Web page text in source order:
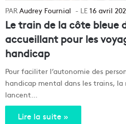
Audrey Fournial 16 avril
Le train de la côte bleue
accueillant pour les
handicap
Pour faciliter l’autonomie des
handicap mental dans les trains, la
lancent…
Lire la suite »